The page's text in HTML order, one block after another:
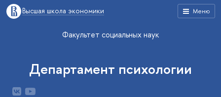
Меню
Высшая школа экономики
Факультет социальных наук
Департамент психологии